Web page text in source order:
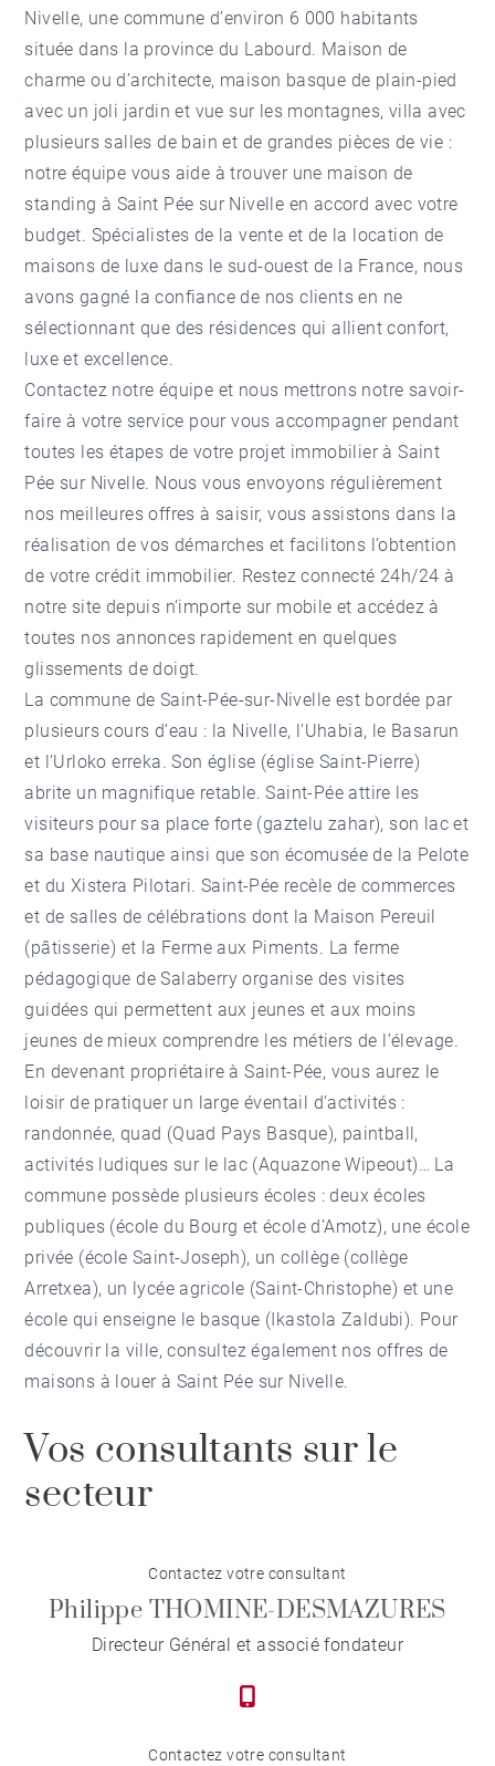
Nivelle, une commune d’environ 6 000 habitants
située dans la province du Labourd. Maison de
charme ou d’architecte, maison basque de plain-pied
avec un joli jardin et vue sur les montagnes, villa avec
plusieurs salles de bain et de grandes pièces de vie :
notre équipe vous aide à trouver une maison de
standing à Saint Pée sur Nivelle en accord avec votre
budget. Spécialistes de la vente et de la location de
maisons de luxe dans le sud-ouest de la France, nous
avons gagné la confiance de nos clients en ne
sélectionnant que des résidences qui allient confort,
luxe et excellence.
Contactez notre équipe et nous mettrons notre savoir-
faire à votre service pour vous accompagner pendant
toutes les étapes de votre projet immobilier à Saint
Pée sur Nivelle. Nous vous envoyons régulièrement
nos meilleures offres à saisir, vous assistons dans la
réalisation de vos démarches et facilitons l’obtention
de votre crédit immobilier. Restez connecté 24h/24 à
notre site depuis n’importe sur mobile et accédez à
toutes nos annonces rapidement en quelques
glissements de doigt.
La commune de Saint-Pée-sur-Nivelle est bordée par
plusieurs cours d’eau : la Nivelle, l’Uhabia, le Basarun
et l’Urloko erreka. Son église (église Saint-Pierre)
abrite un magnifique retable. Saint-Pée attire les
visiteurs pour sa place forte (gaztelu zahar), son lac et
sa base nautique ainsi que son écomusée de la Pelote
et du Xistera Pilotari. Saint-Pée recèle de commerces
et de salles de célébrations dont la Maison Pereuil
(pâtisserie) et la Ferme aux Piments. La ferme
pédagogique de Salaberry organise des visites
guidées qui permettent aux jeunes et aux moins
jeunes de mieux comprendre les métiers de l’élevage.
En devenant propriétaire à Saint-Pée, vous aurez le
loisir de pratiquer un large éventail d’activités :
randonnée, quad (Quad Pays Basque), paintball,
activités ludiques sur le lac (Aquazone Wipeout)… La
commune possède plusieurs écoles : deux écoles
publiques (école du Bourg et école d’Amotz), une école
privée (école Saint-Joseph), un collège (collège
Arretxea), un lycée agricole (Saint-Christophe) et une
école qui enseigne le basque (Ikastola Zaldubi). Pour
découvrir la ville, consultez également nos offres de
maisons à louer à Saint Pée sur Nivelle.
Vos consultants sur le
secteur
Contactez votre consultant
Philippe THOMINE-DESMAZURES
Directeur Général et associé fondateur
Contactez votre consultant